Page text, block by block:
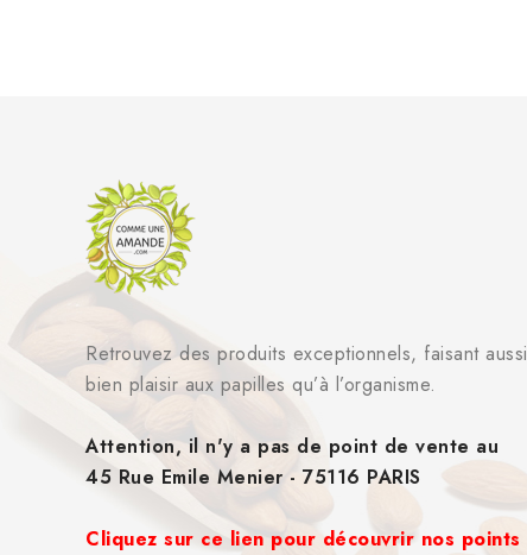
Retrouvez des produits exceptionnels, faisant aussi
bien plaisir aux papilles qu’à l’organisme.
Attention, il n'y a pas de point de vente au
45 Rue Emile Menier - 75116 PARIS
Cliquez sur ce lien pour découvrir nos points